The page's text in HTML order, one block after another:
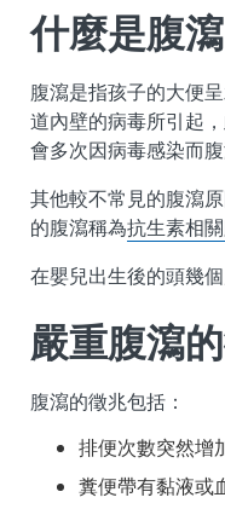
什麼是腹
腹瀉是指孩子的大便
道內壁的病毒所引起
會多次因病毒感染而腹
其他較不常見的腹瀉
的腹瀉稱為抗生素相
在嬰兒出生後的頭幾
嚴重腹瀉
腹瀉的徵兆包括：
排便次數突然增
糞便帶有黏液或